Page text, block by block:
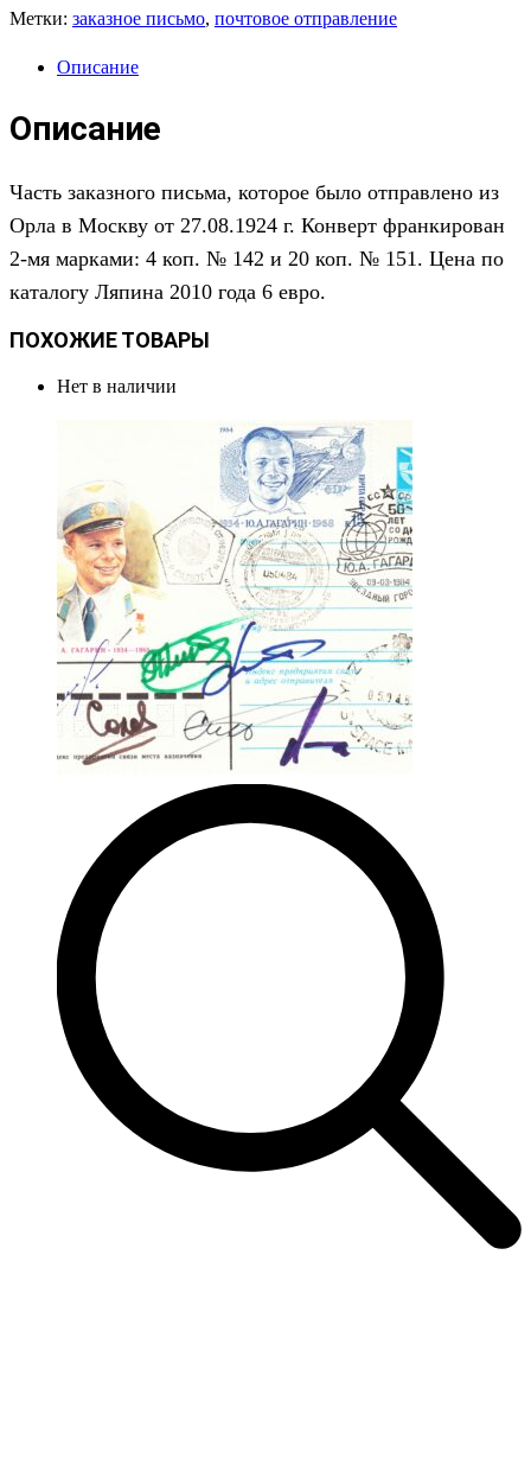
Метки: заказное письмо, почтовое отправление
Описание
Описание
Часть заказного письма, которое было отправлено из
Орла в Москву от 27.08.1924 г. Конверт франкирован
2-мя марками: 4 коп. № 142 и 20 коп. № 151. Цена по
каталогу Ляпина 2010 года 6 евро.
ПОХОЖИЕ ТОВАРЫ
Нет в наличии